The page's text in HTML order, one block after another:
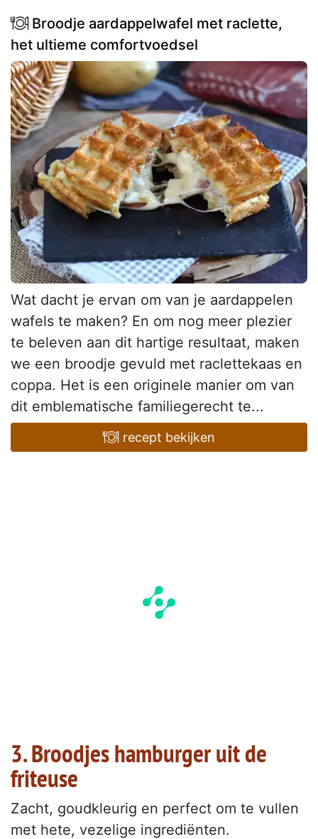
Broodje aardappelwafel met raclette,
het ultieme comfortvoedsel
Wat dacht je ervan om van je aardappelen
wafels te maken? En om nog meer plezier
te beleven aan dit hartige resultaat, maken
we een broodje gevuld met raclettekaas en
coppa. Het is een originele manier om van
dit emblematische familiegerecht te...
recept bekijken
3. Broodjes hamburger uit de
friteuse
Zacht, goudkleurig en perfect om te vullen
met hete, vezelige ingrediënten.